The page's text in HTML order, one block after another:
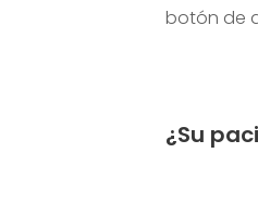
botón de
¿Su